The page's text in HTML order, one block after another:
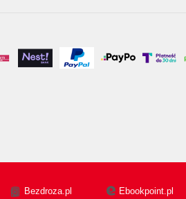
Bezdroza.pl Ebookpoint.pl